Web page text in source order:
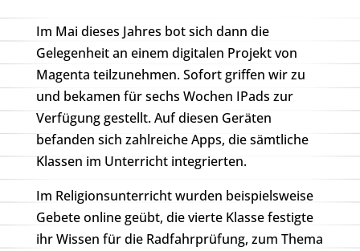
Im Mai dieses Jahres bot sich dann die
Gelegenheit an einem digitalen Projekt von
Magenta teilzunehmen. Sofort griffen wir zu
und bekamen für sechs Wochen IPads zur
Verfügung gestellt. Auf diesen Geräten
befanden sich zahlreiche Apps, die sämtliche
Klassen im Unterricht integrierten.
Im Religionsunterricht wurden beispielsweise
Gebete online geübt, die vierte Klasse festigte
ihr Wissen für die Radfahrprüfung, zum Thema